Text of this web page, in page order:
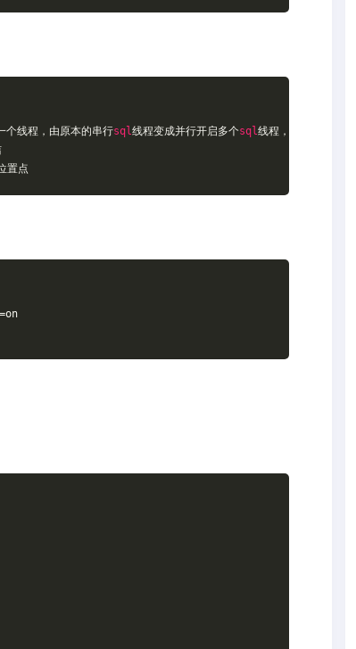
个线程，由原本的串行sql线程变成并行开启多个sql线程，加快读取中继
置点